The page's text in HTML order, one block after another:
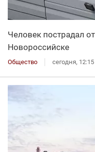
Человек пострадал
Новороссийске
Общество сегодня, 12:15